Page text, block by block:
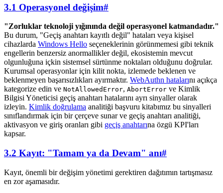
3.1 Operasyonel değişim#
"Zorluklar teknoloji yığınında değil operasyonel katmandadır."
Bu durum, "Geçiş anahtarı kayıtlı değil" hataları veya kişisel
cihazlarda Windows Hello seçeneklerinin görünmemesi gibi teknik
engellerin benzersiz anormallikler değil, ekosistemin mevcut
olgunluğuna içkin sistemsel sürtünme noktaları olduğunu doğrular.
Kurumsal operasyonlar için kilit nokta, izlemede beklenen ve
beklenmeyen başarısızlıkları ayırmaktır. WebAuthn hatalarını açıkça
kategorize edin ve NotAllowedError, AbortError ve Kimlik
Bilgisi Yöneticisi geçiş anahtarı hatalarını ayrı sinyaller olarak
izleyin. Kimlik doğrulama analitiği başvuru kitabımız bu sinyalleri
sınıflandırmak için bir çerçeve sunar ve geçiş anahtarı analitiği,
aktivasyon ve giriş oranları gibi geçiş anahtarına özgü KPI'ları
kapsar.
3.2 Kayıt: "Tamam ya da Devam" anı#
Kayıt, önemli bir değişim yönetimi gerektiren dağıtımın tartışmasız
en zor aşamasıdır.